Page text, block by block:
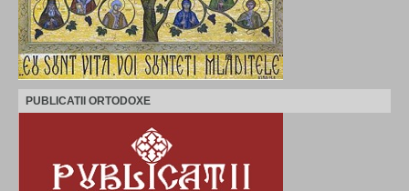
PUBLICATII ORTODOXE